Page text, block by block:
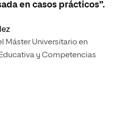
en casos prácticos”.
Máster Universitario en
y Competencias